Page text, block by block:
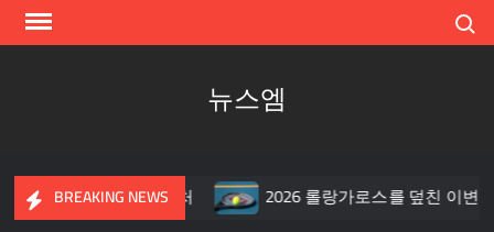
Skip
뉴스엠
BREAKING NEWS
고 켄터키의 빅 픽처 2026 롤랑가로스를 덮친 이변의